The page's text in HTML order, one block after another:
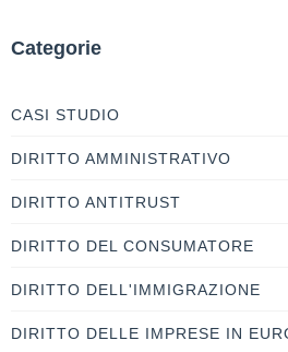
Categorie
CASI STUDIO
DIRITTO AMMINISTRATIVO
DIRITTO ANTITRUST
DIRITTO DEL CONSUMATORE
DIRITTO DELL'IMMIGRAZIONE
DIRITTO DELLE IMPRESE IN